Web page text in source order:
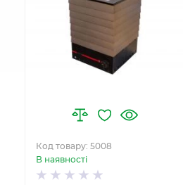
Код товару: 5008
В наявності